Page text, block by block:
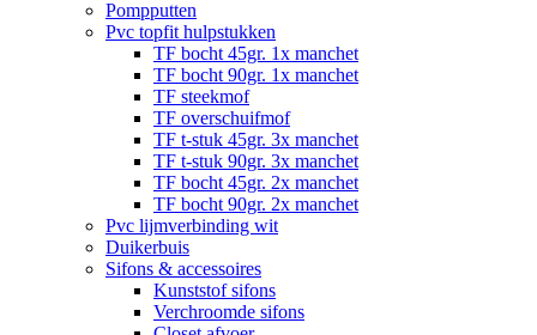
Pompputten
Pvc topfit hulpstukken
TF bocht 45gr. 1x manchet
TF bocht 90gr. 1x manchet
TF steekmof
TF overschuifmof
TF t-stuk 45gr. 3x manchet
TF t-stuk 90gr. 3x manchet
TF bocht 45gr. 2x manchet
TF bocht 90gr. 2x manchet
Pvc lijmverbinding wit
Duikerbuis
Sifons & accessoires
Kunststof sifons
Verchroomde sifons